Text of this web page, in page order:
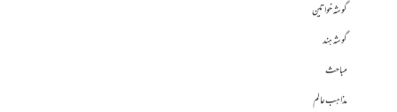
گوشہ خواتین
گوشہ ہند
مباحث
مذاہب عالم